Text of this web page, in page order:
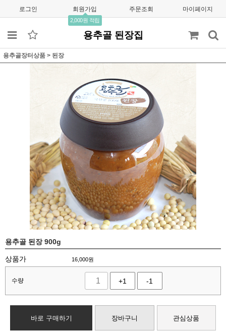
로그인 회원가입
2,000원 적립
주문조회 마이페이지
용추골 된장집
용추골장터상품 > 된장
용추골 된장 900g
상품가 16,000원
수량 +1 -1
바로 구매하기 장바구니 관심상품